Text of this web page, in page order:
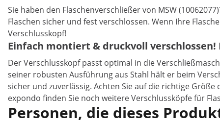
Sie haben den Flaschenverschließer von MSW
Flaschen sicher und fest verschlossen. Wenn Ihre
Verschlusskopf!
Einfach montiert & druckvoll
Der Verschlusskopf passt optimal in die
seiner robusten Ausführung aus Stahl hält er beim
sicher und zuverlässig. Achten Sie auf die richtige
expondo finden Sie noch weitere Verschlussköpfe für
Personen, die dieses